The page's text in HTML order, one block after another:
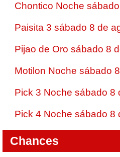
Chontico Noche
Paisita 3 sábado 8 de
Pijao de Oro sábado 8
Motilon Noche sábado
Pick 3 Noche sábado 8
Pick 4 Noche sábado 8
Chances